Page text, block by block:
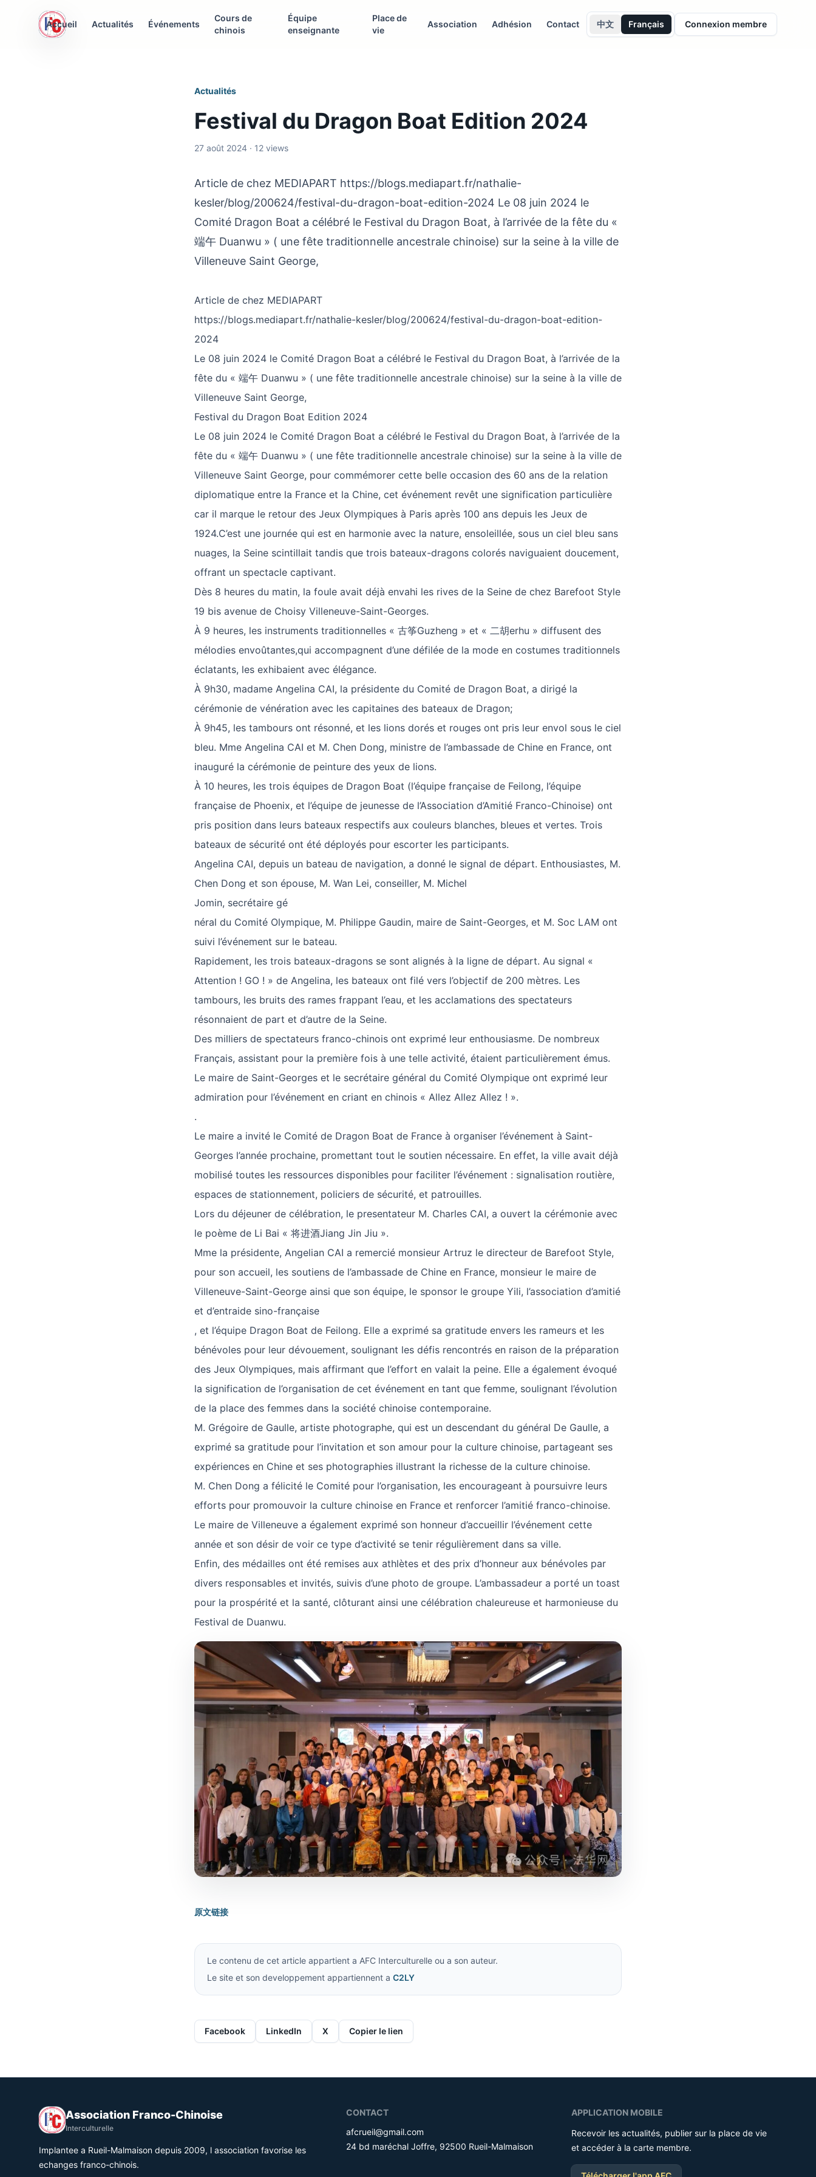
AFC Interculturelle
Accueil Actualités Événements
Cours de
chinois
Équipe
enseignante
Place de
vie
Association Adhésion Contact 中文 Français Connexion membre
Actualités
Festival du Dragon Boat Edition 2024
27 août 2024 · 12 views
Article de chez MEDIAPART https://blogs.mediapart.fr/nathalie-
kesler/blog/200624/festival-du-dragon-boat-edition-2024 Le 08 juin 2024 le
Comité Dragon Boat a célébré le Festival du Dragon Boat, à l’arrivée de la fête du «
端午 Duanwu » ( une fête traditionnelle ancestrale chinoise) sur la seine à la ville de
Villeneuve Saint George,
Article de chez MEDIAPART
https://blogs.mediapart.fr/nathalie-kesler/blog/200624/festival-du-dragon-boat-edition-
2024
Le 08 juin 2024 le Comité Dragon Boat a célébré le Festival du Dragon Boat, à l’arrivée de la
fête du « 端午 Duanwu » ( une fête traditionnelle ancestrale chinoise) sur la seine à la ville de
Villeneuve Saint George,
Festival du Dragon Boat Edition 2024
Le 08 juin 2024 le Comité Dragon Boat a célébré le Festival du Dragon Boat, à l’arrivée de la
fête du « 端午 Duanwu » ( une fête traditionnelle ancestrale chinoise) sur la seine à la ville de
Villeneuve Saint George, pour commémorer cette belle occasion des 60 ans de la relation
diplomatique entre la France et la Chine, cet événement revêt une signification particulière
car il marque le retour des Jeux Olympiques à Paris après 100 ans depuis les Jeux de
1924.C’est une journée qui est en harmonie avec la nature, ensoleillée, sous un ciel bleu sans
nuages, la Seine scintillait tandis que trois bateaux-dragons colorés naviguaient doucement,
offrant un spectacle captivant.
Dès 8 heures du matin, la foule avait déjà envahi les rives de la Seine de chez Barefoot Style
19 bis avenue de Choisy Villeneuve-Saint-Georges.
À 9 heures, les instruments traditionnelles « 古筝Guzheng » et « 二胡erhu » diffusent des
mélodies envoûtantes,qui accompagnent d’une défilée de la mode en costumes traditionnels
éclatants, les exhibaient avec élégance.
À 9h30, madame Angelina CAI, la présidente du Comité de Dragon Boat, a dirigé la
cérémonie de vénération avec les capitaines des bateaux de Dragon;
À 9h45, les tambours ont résonné, et les lions dorés et rouges ont pris leur envol sous le ciel
bleu. Mme Angelina CAI et M. Chen Dong, ministre de l’ambassade de Chine en France, ont
inauguré la cérémonie de peinture des yeux de lions.
À 10 heures, les trois équipes de Dragon Boat (l’équipe française de Feilong, l’équipe
française de Phoenix, et l’équipe de jeunesse de l’Association d’Amitié Franco-Chinoise) ont
pris position dans leurs bateaux respectifs aux couleurs blanches, bleues et vertes. Trois
bateaux de sécurité ont été déployés pour escorter les participants.
Angelina CAI, depuis un bateau de navigation, a donné le signal de départ. Enthousiastes, M.
Chen Dong et son épouse, M. Wan Lei, conseiller, M. Michel
Jomin, secrétaire gé
néral du Comité Olympique, M. Philippe Gaudin, maire de Saint-Georges, et M. Soc LAM ont
suivi l’événement sur le bateau.
Rapidement, les trois bateaux-dragons se sont alignés à la ligne de départ. Au signal «
Attention ! GO ! » de Angelina, les bateaux ont filé vers l’objectif de 200 mètres. Les
tambours, les bruits des rames frappant l’eau, et les acclamations des spectateurs
résonnaient de part et d’autre de la Seine.
Des milliers de spectateurs franco-chinois ont exprimé leur enthousiasme. De nombreux
Français, assistant pour la première fois à une telle activité, étaient particulièrement émus.
Le maire de Saint-Georges et le secrétaire général du Comité Olympique ont exprimé leur
admiration pour l’événement en criant en chinois « Allez Allez Allez ! ».
.
Le maire a invité le Comité de Dragon Boat de France à organiser l’événement à Saint-
Georges l’année prochaine, promettant tout le soutien nécessaire. En effet, la ville avait déjà
mobilisé toutes les ressources disponibles pour faciliter l’événement : signalisation routière,
espaces de stationnement, policiers de sécurité, et patrouilles.
Lors du déjeuner de célébration, le presentateur M. Charles CAI, a ouvert la cérémonie avec
le poème de Li Bai « 将进酒Jiang Jin Jiu ».
Mme la présidente, Angelian CAI a remercié monsieur Artruz le directeur de Barefoot Style,
pour son accueil, les soutiens de l’ambassade de Chine en France, monsieur le maire de
Villeneuve-Saint-George ainsi que son équipe, le sponsor le groupe Yili, l’association d’amitié
et d’entraide sino-française
, et l’équipe Dragon Boat de Feilong. Elle a exprimé sa gratitude envers les rameurs et les
bénévoles pour leur dévouement, soulignant les défis rencontrés en raison de la préparation
des Jeux Olympiques, mais affirmant que l’effort en valait la peine. Elle a également évoqué
la signification de l’organisation de cet événement en tant que femme, soulignant l’évolution
de la place des femmes dans la société chinoise contemporaine.
M. Grégoire de Gaulle, artiste photographe, qui est un descendant du général De Gaulle, a
exprimé sa gratitude pour l’invitation et son amour pour la culture chinoise, partageant ses
expériences en Chine et ses photographies illustrant la richesse de la culture chinoise.
M. Chen Dong a félicité le Comité pour l’organisation, les encourageant à poursuivre leurs
efforts pour promouvoir la culture chinoise en France et renforcer l’amitié franco-chinoise.
Le maire de Villeneuve a également exprimé son honneur d’accueillir l’événement cette
année et son désir de voir ce type d’activité se tenir régulièrement dans sa ville.
Enfin, des médailles ont été remises aux athlètes et des prix d’honneur aux bénévoles par
divers responsables et invités, suivis d’une photo de groupe. L’ambassadeur a porté un toast
pour la prospérité et la santé, clôturant ainsi une célébration chaleureuse et harmonieuse du
Festival de Duanwu.
原文链接
Le contenu de cet article appartient a AFC Interculturelle ou a son auteur.
Le site et son developpement appartiennent a C2LY
Facebook LinkedIn X Copier le lien
Association Franco-Chinoise
Interculturelle
Implantee a Rueil-Malmaison depuis 2009, l association favorise les
echanges franco-chinois.
CONTACT
afcrueil@gmail.com
24 bd maréchal Joffre, 92500 Rueil-Malmaison
APPLICATION MOBILE
Recevoir les actualités, publier sur la place de vie
et accéder à la carte membre.